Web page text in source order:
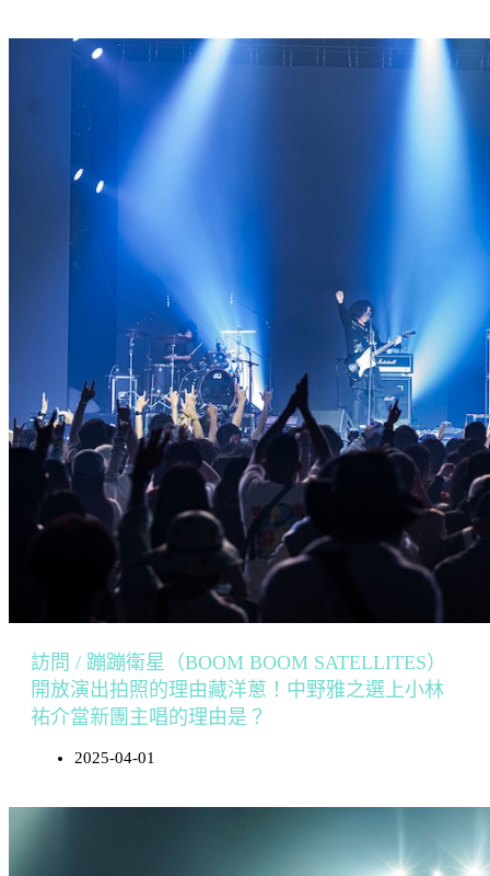
訪問 / 蹦蹦衛星（BOOM BOOM SATELLITES）
開放演出拍照的理由藏洋蔥！中野雅之選上小林
祐介當新團主唱的理由是？
2025-04-01